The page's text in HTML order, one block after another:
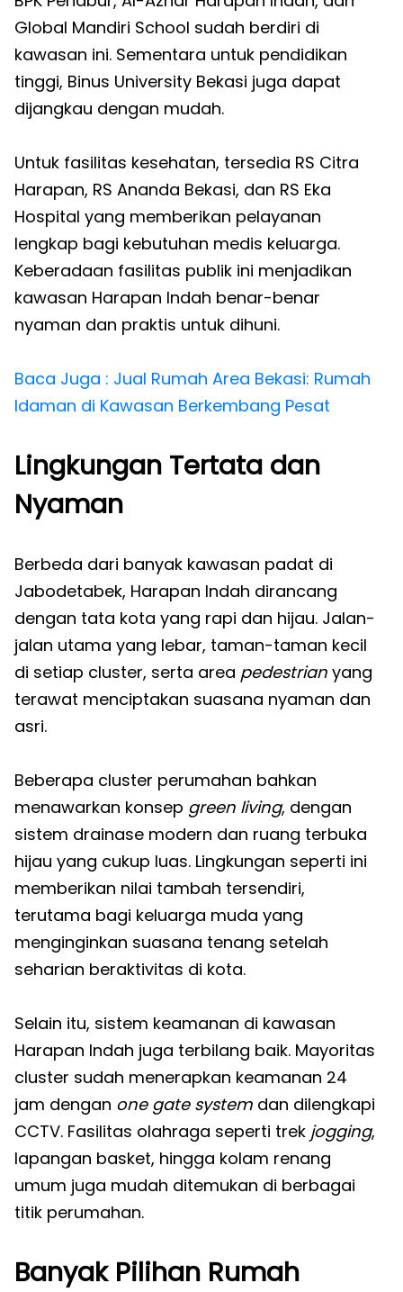
Global Mandiri School sudah berdiri di
kawasan ini. Sementara untuk pendidikan
tinggi, Binus University Bekasi juga dapat
dijangkau dengan mudah.
Untuk fasilitas kesehatan, tersedia RS Citra
Harapan, RS Ananda Bekasi, dan RS Eka
Hospital yang memberikan pelayanan
lengkap bagi kebutuhan medis keluarga.
Keberadaan fasilitas publik ini menjadikan
kawasan Harapan Indah benar-benar
nyaman dan praktis untuk dihuni.
Baca Juga : Jual Rumah Area Bekasi: Rumah
Idaman di Kawasan Berkembang Pesat
Lingkungan Tertata dan
Nyaman
Berbeda dari banyak kawasan padat di
Jabodetabek, Harapan Indah dirancang
dengan tata kota yang rapi dan hijau. Jalan-
jalan utama yang lebar, taman-taman kecil
di setiap cluster, serta area pedestrian yang
terawat menciptakan suasana nyaman dan
asri.
Beberapa cluster perumahan bahkan
menawarkan konsep green living, dengan
sistem drainase modern dan ruang terbuka
hijau yang cukup luas. Lingkungan seperti ini
memberikan nilai tambah tersendiri,
terutama bagi keluarga muda yang
menginginkan suasana tenang setelah
seharian beraktivitas di kota.
Selain itu, sistem keamanan di kawasan
Harapan Indah juga terbilang baik. Mayoritas
cluster sudah menerapkan keamanan 24
jam dengan one gate system dan dilengkapi
CCTV. Fasilitas olahraga seperti trek jogging,
lapangan basket, hingga kolam renang
umum juga mudah ditemukan di berbagai
titik perumahan.
Banyak Pilihan Rumah